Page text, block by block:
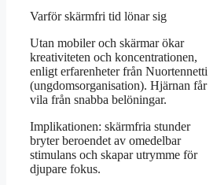
Varför skärmfri tid lönar sig
Utan mobiler och skärmar ökar
kreativiteten och koncentrationen,
enligt erfarenheter från Nuortennetti
(ungdomsorganisation). Hjärnan får
vila från snabba belöningar.
Implikationen: skärmfria stunder
bryter beroendet av omedelbar
stimulans och skapar utrymme för
djupare fokus.